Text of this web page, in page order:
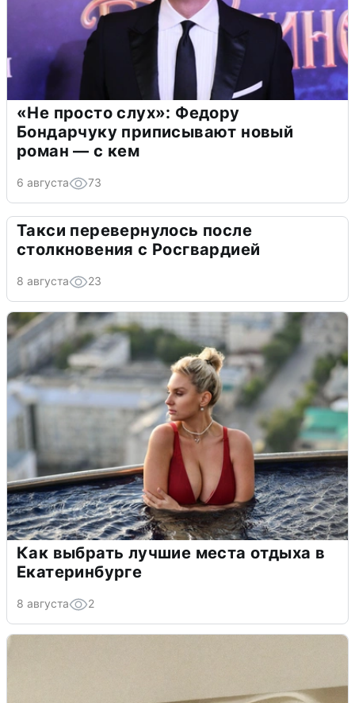
«Не просто слух»: Федору
Бондарчуку приписывают новый
роман — с кем
6 августа 73
Такси перевернулось после
столкновения с Росгвардией
8 августа 23
Как выбрать лучшие места отдыха в
Екатеринбурге
8 августа 2